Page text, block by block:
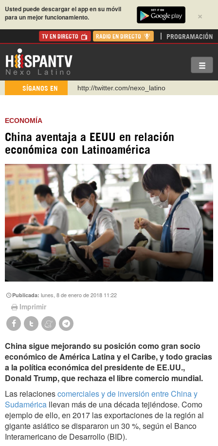
×
Usted puede descargar el app en su móvil
para un mejor funcionamiento.
TV EN DIRECTO RADIO EN DIRECTO PROGRAMACIÓN
SÍGANOS EN
http://twitter.com/nexo_latino
Instagram como: hispan_tv
https://www.youtube.com/@nexo_latino
ECONOMÍA
China aventaja a EEUU en relación
económica con Latinoamérica
Publicada:lunes, 8 de enero de 2018 11:22
Imprimir
China sigue mejorando su posición como gran socio
económico de América Latina y el Caribe, y todo gracias
a la política económica del presidente de EE.UU.,
Donald Trump, que rechaza el libre comercio mundial.
Las relacionescomerciales y de inversión entre China y
Sudamérica llevan más de una década tejiéndose. Como
ejemplo de ello, en 2017 las exportaciones de la región al
gigante asiático se dispararon un 30 %, según el Banco
Interamericano de Desarrollo (BID).